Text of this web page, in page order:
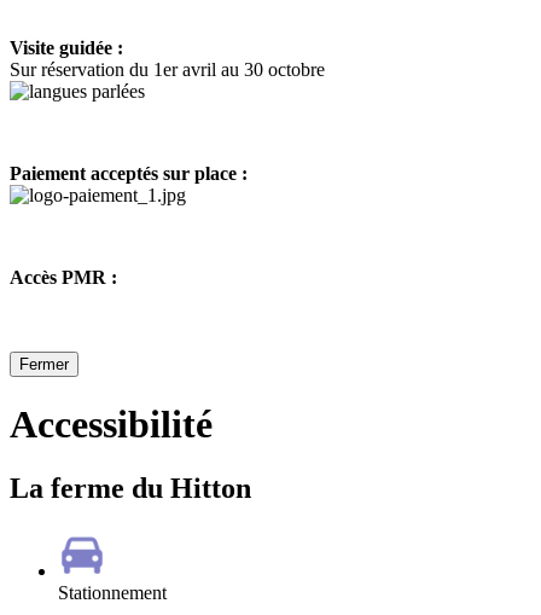
Visite guidée :
Sur réservation du 1er avril au 30 octobre
Paiement acceptés sur place :
Accès PMR :
Fermer
Accessibilité
La ferme du Hitton
Stationnement